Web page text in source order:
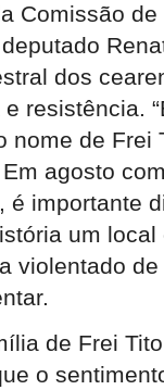
Comissão
dos
resistência.
nome de Frei
agosto
é importante
um
violentado de
de Frei
o